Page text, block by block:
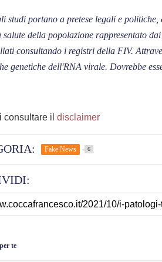
studi portano a pretese legali e
della popolazione rappresentato
consultando i registri della FIV.
genetiche dell'RNA virale. Dovrebbe
consultare il disclaimer
Fake News 6
te